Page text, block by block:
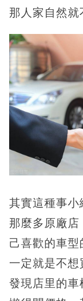
那人家自然就
其實這種事小
那麼多原廠店
己喜歡的車
一定就是不想
發現店里的